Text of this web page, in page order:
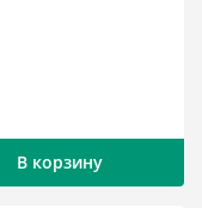
В корзину